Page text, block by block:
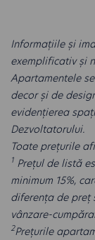
Informațiile și
exemplificativ și
Apartamentele
decor și de
evidențierea
Dezvoltatorului.
Toate prețurile
1 Prețul de listă
minimum 15%,
diferența de preț
vânzare-
2Prețurile